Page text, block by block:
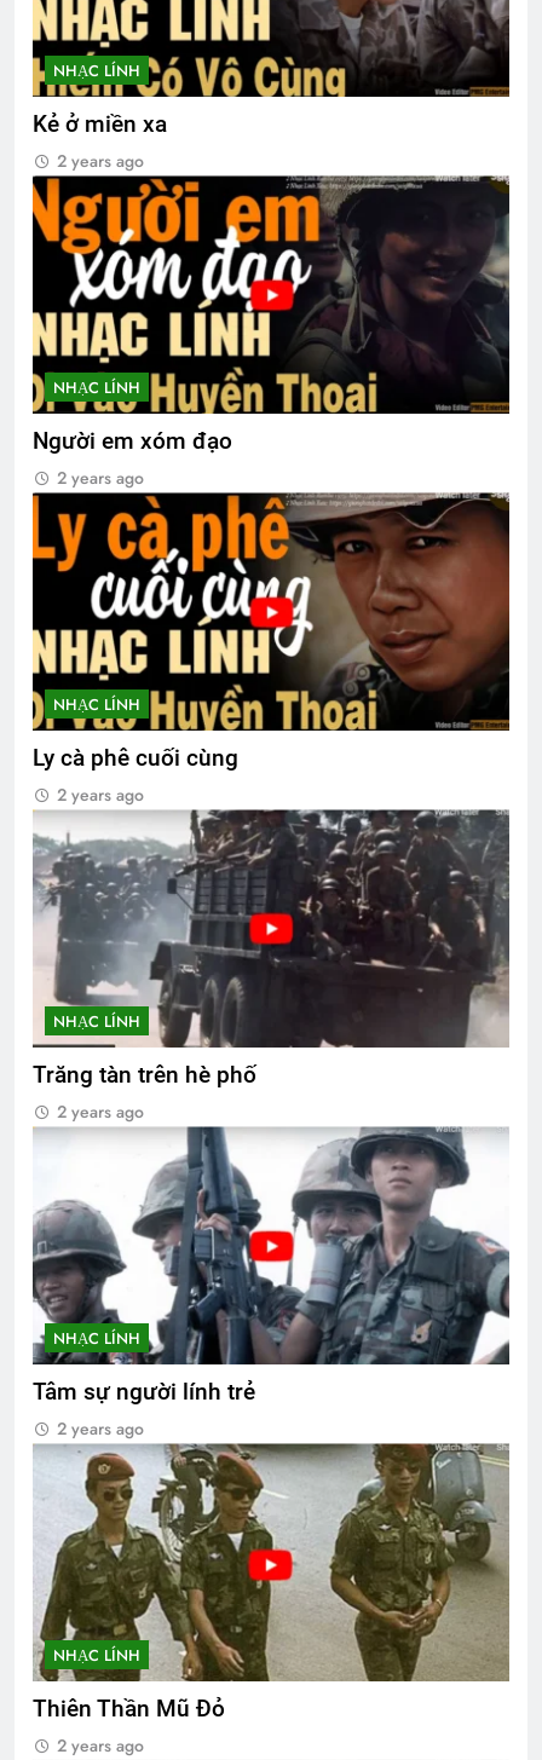
NHẠC LÍNH
Kẻ ở miền xa
2 years ago
NHẠC LÍNH
Người em xóm đạo
2 years ago
NHẠC LÍNH
Ly cà phê cuối cùng
2 years ago
NHẠC LÍNH
Trăng tàn trên hè phố
2 years ago
NHẠC LÍNH
Tâm sự người lính trẻ
2 years ago
NHẠC LÍNH
Thiên Thần Mũ Đỏ
2 years ago